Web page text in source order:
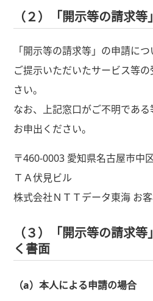
（２）「開示等の請求
「開示等の請求等」の申請に
ご提示いただいたサービス等
さい。
なお、上記窓口がご不明であ
お申出ください。
〒460-0003 愛知県名古屋市
ＴＡ伏見ビル
株式会社ＮＴＴデータ東海 お
（３）「開示等の請求
く書面
（a）本人による申請の場合